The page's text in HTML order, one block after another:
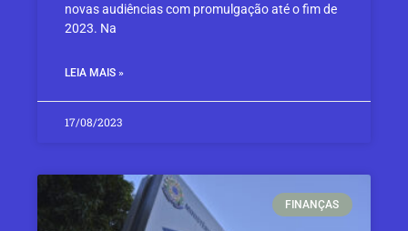
novas audiências com promulgação até o fim de
2023. Na
LEIA MAIS »
17/08/2023
FINANÇAS​